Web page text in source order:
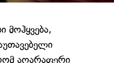
მოჰყვება,
აღარაფერი